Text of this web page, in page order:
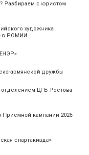
Разбираем с юристом
художника
в РОМИИ
армянской дружбы
ЦГБ Ростова-
кампании 2026
спартакиада»